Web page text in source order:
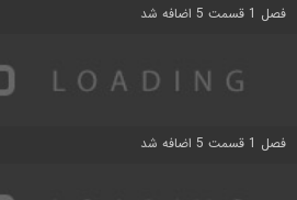
فصل 1 قسمت 5 اضافه شد
فصل 1 قسمت 5 اضافه شد